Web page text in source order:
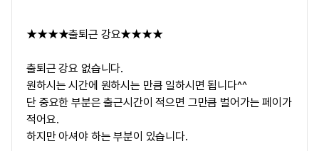
★★★★출퇴근 강요★★★★
출퇴근 강요 없습니다.
원하시는 시간에 원하시는 만큼 일하시면 됩니다^^
단 중요한 부분은 출근시간이 적으면 그만큼 벌어가는 페이가
적어요.
하지만 아셔야 하는 부분이 있습니다.